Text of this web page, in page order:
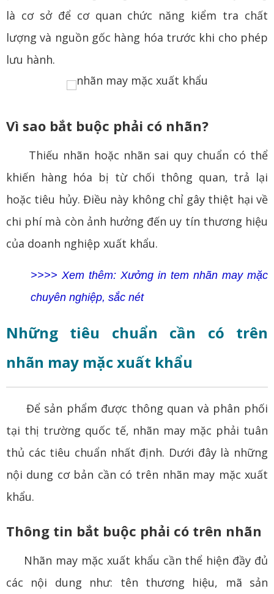
là cơ sở để cơ quan chức năng kiểm tra chất
lượng và nguồn gốc hàng hóa trước khi cho phép
lưu hành.
Vì sao bắt buộc phải có nhãn?
Thiếu nhãn hoặc nhãn sai quy chuẩn có thể
khiến hàng hóa bị từ chối thông quan, trả lại
hoặc tiêu hủy. Điều này không chỉ gây thiệt hại về
chi phí mà còn ảnh hưởng đến uy tín thương hiệu
của doanh nghiệp xuất khẩu.
>>>> Xem thêm: Xưởng in tem nhãn may mặc
chuyên nghiệp, sắc nét
Những tiêu chuẩn cần có trên
nhãn may mặc xuất khẩu
Để sản phẩm được thông quan và phân phối
tại thị trường quốc tế, nhãn may mặc phải tuân
thủ các tiêu chuẩn nhất định. Dưới đây là những
nội dung cơ bản cần có trên nhãn may mặc xuất
khẩu.
Thông tin bắt buộc phải có trên nhãn
Nhãn may mặc xuất khẩu cần thể hiện đầy đủ
các nội dung như: tên thương hiệu, mã sản